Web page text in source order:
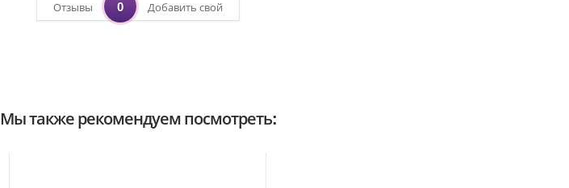
Отзывы 0 Добавить свой
Мы также рекомендуем посмотреть: